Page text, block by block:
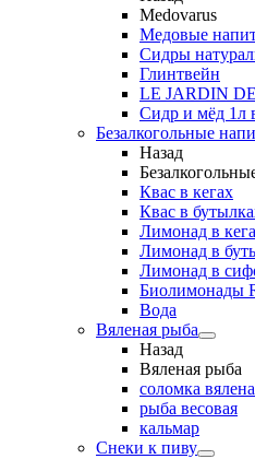
Medovarus
Медовые
Сидры
Глинтвейн
LE JARDIN
Сидр и мёд 1л
Безалкогольные
Назад
Квас в кегах
Квас в
Лимонад в
Лимонад в
Лимонад в
Биолимонады
Вода
Вяленая рыба
Назад
Вяленая рыба
соломка
рыба весовая
кальмар
Снеки к пиву